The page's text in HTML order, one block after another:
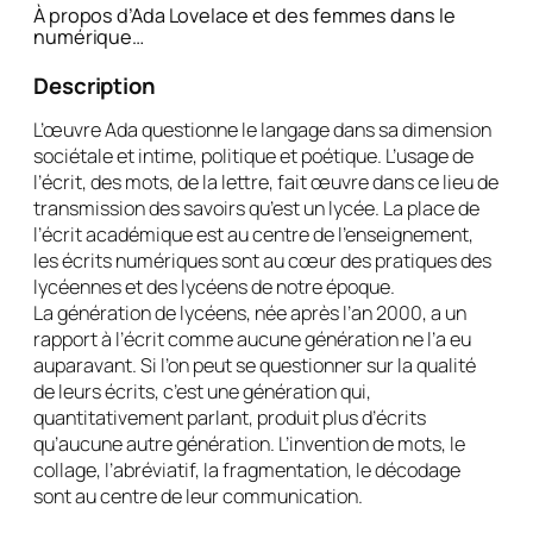
À propos d’Ada Lovelace et des femmes dans le
numérique…
Description
L’œuvre Ada questionne le langage dans sa dimension
sociétale et intime, politique et poétique. L’usage de
l’écrit, des mots, de la lettre, fait œuvre dans ce lieu de
transmission des savoirs qu’est un lycée. La place de
l’écrit académique est au centre de l’enseignement,
les écrits numériques sont au cœur des pratiques des
lycéennes et des lycéens de notre époque.
La génération de lycéens, née après l’an 2000, a un
rapport à l’écrit comme aucune génération ne l’a eu
auparavant. Si l’on peut se questionner sur la qualité
de leurs écrits, c’est une génération qui,
quantitativement parlant, produit plus d’écrits
qu’aucune autre génération. L’invention de mots, le
collage, l’abréviatif, la fragmentation, le décodage
sont au centre de leur communication.